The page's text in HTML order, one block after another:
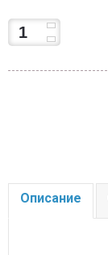
Описание